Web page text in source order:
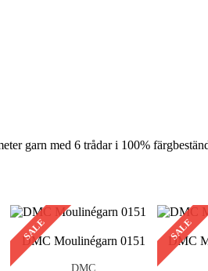
garn med 6 trådar i 100%
SALE
DMC Moulinégarn 0151
DMC
SALE
DMC